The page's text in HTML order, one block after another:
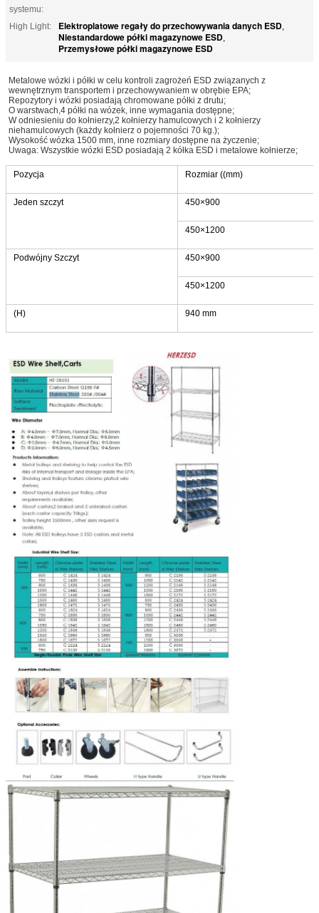
systemu:
High Light: Elektroplatowe regały do przechowywania danych ESD,
Niestandardowe półki magazynowe ESD,
Przemysłowe półki magazynowe ESD
Metalowe wózki i półki w celu kontroli zagrożeń ESD związanych z
wewnętrznym transportem i przechowywaniem w obrębie EPA;
Repozytory i wózki posiadają chromowane półki z drutu;
O warstwach,4 półki na wózek, inne wymagania dostępne;
W odniesieniu do kołnierzy,2 kołnierzy hamulcowych i 2 kołnierzy
niehamulcowych (każdy kołnierz o pojemności 70 kg.);
Wysokość wózka 1500 mm, inne rozmiary dostępne na życzenie;
Uwaga: Wszystkie wózki ESD posiadają 2 kółka ESD i metalowe kołnierze;
Pozycja Rozmiar ((mm)
Jeden szczyt 450×900
450×1200
Podwójny Szczyt 450×900
450×1200
(H) 940 mm